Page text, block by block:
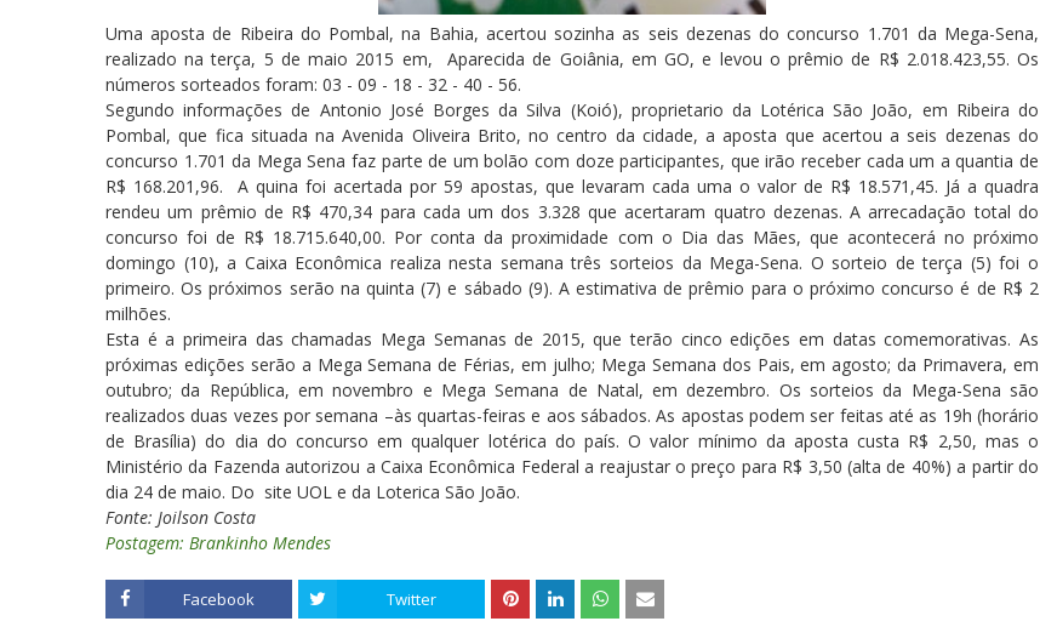
Uma aposta de Ribeira do Pombal, na Bahia, acertou sozinha as seis dezenas do concurso 1.701 da Mega-Sena,
realizado na terça, 5 de maio 2015 em, Aparecida de Goiânia, em GO, e levou o prêmio de R$ 2.018.423,55. Os
números sorteados foram: 03 - 09 - 18 - 32 - 40 - 56.
Segundo informações de Antonio José Borges da Silva (Koió), proprietario da Lotérica São João, em Ribeira do
Pombal, que fica situada na Avenida Oliveira Brito, no centro da cidade, a aposta que acertou a seis dezenas do
concurso 1.701 da Mega Sena faz parte de um bolão com doze participantes, que irão receber cada um a quantia de
R$ 168.201,96. A quina foi acertada por 59 apostas, que levaram cada uma o valor de R$ 18.571,45. Já a quadra
rendeu um prêmio de R$ 470,34 para cada um dos 3.328 que acertaram quatro dezenas. A arrecadação total do
concurso foi de R$ 18.715.640,00. Por conta da proximidade com o Dia das Mães, que acontecerá no próximo
domingo (10), a Caixa Econômica realiza nesta semana três sorteios da Mega-Sena. O sorteio de terça (5) foi o
primeiro. Os próximos serão na quinta (7) e sábado (9). A estimativa de prêmio para o próximo concurso é de R$ 2
milhões.
Esta é a primeira das chamadas Mega Semanas de 2015, que terão cinco edições em datas comemorativas. As
próximas edições serão a Mega Semana de Férias, em julho; Mega Semana dos Pais, em agosto; da Primavera, em
outubro; da República, em novembro e Mega Semana de Natal, em dezembro. Os sorteios da Mega-Sena são
realizados duas vezes por semana –às quartas-feiras e aos sábados. As apostas podem ser feitas até as 19h (horário
de Brasília) do dia do concurso em qualquer lotérica do país. O valor mínimo da aposta custa R$ 2,50, mas o
Ministério da Fazenda autorizou a Caixa Econômica Federal a reajustar o preço para R$ 3,50 (alta de 40%) a partir do
dia 24 de maio. Do site UOL e da Loterica São João.
Fonte: Joilson Costa
Postagem: Brankinho Mendes
Facebook Twitter